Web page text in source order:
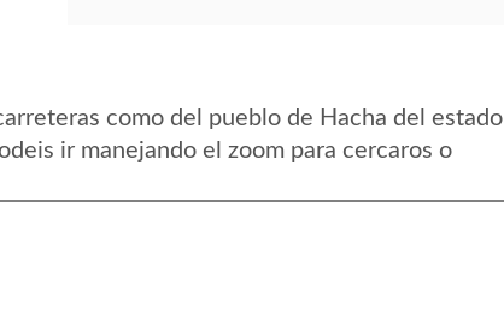
como del pueblo de Hacha del estado
ir manejando el zoom para cercaros o